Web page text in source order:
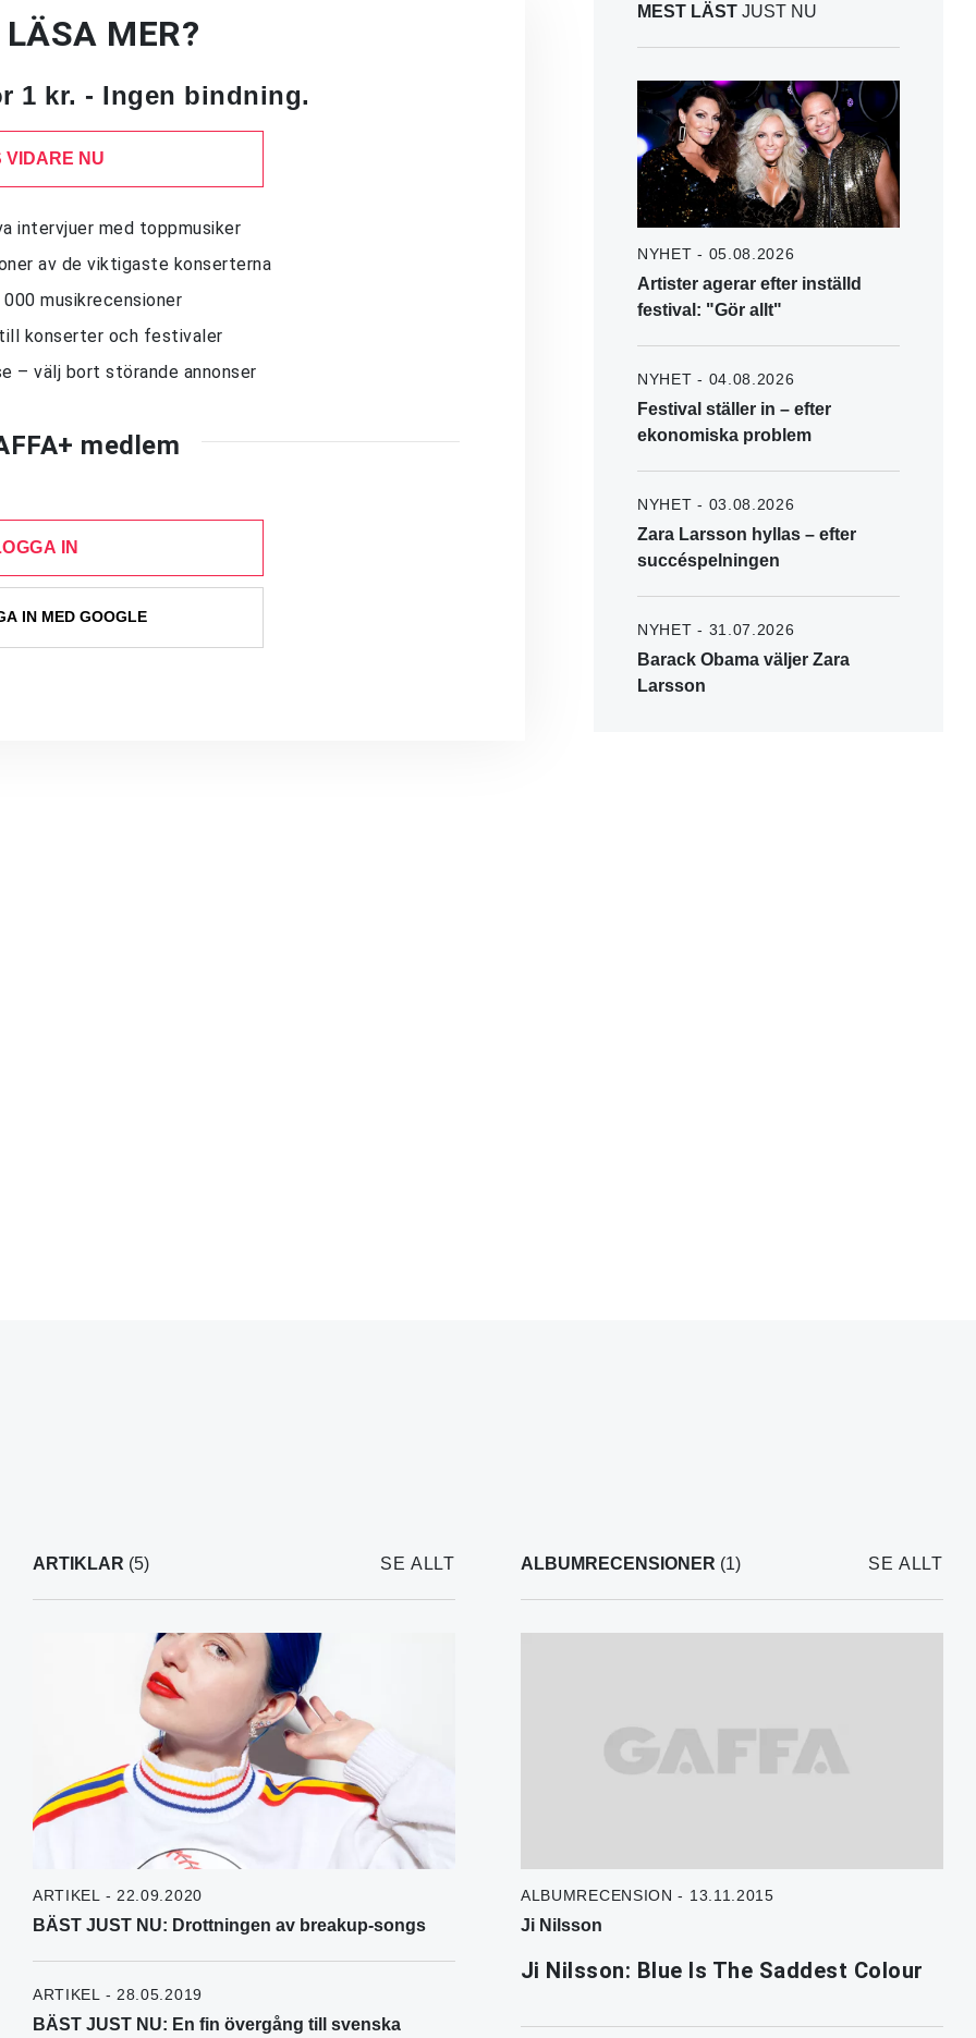
MER?
1 kr. - Ingen bindning.
VIDARE NU
intervjuer med toppmusiker
av de viktigaste konserterna
musikrecensioner
konserter och festivaler
– välj bort störande annonser
medlem
IN
IN MED GOOGLE
MEST LÄST JUST NU
NYHET - 05.08.2026
Artister agerar efter inställd
festival: "Gör allt"
NYHET - 04.08.2026
Festival ställer in – efter
ekonomiska problem
NYHET - 03.08.2026
Zara Larsson hyllas – efter
succéspelningen
NYHET - 31.07.2026
Barack Obama väljer Zara
Larsson
ARTIKLAR (5) SE ALLT
ARTIKEL - 22.09.2020
BÄST JUST NU: Drottningen av breakup-songs
ARTIKEL - 28.05.2019
BÄST JUST NU: En fin övergång till svenska
ALBUMRECENSIONER (1) SE ALLT
ALBUMRECENSION - 13.11.2015
Ji Nilsson
Ji Nilsson: Blue Is The Saddest Colour